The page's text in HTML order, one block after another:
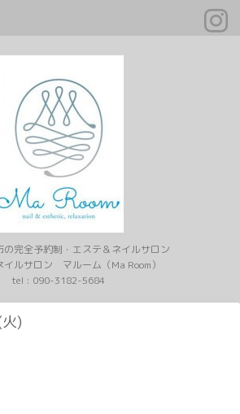
の完全予約制・エステ＆ネイルサロン
イルサロン マルーム（Ma Room）
tel : 090-3182-5684
)